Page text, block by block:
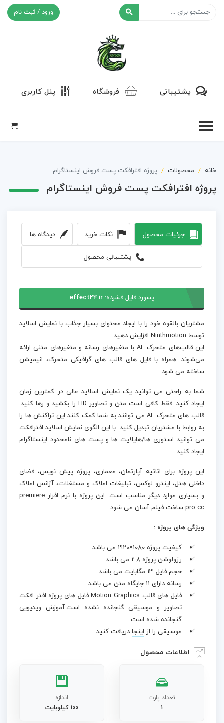
ورود / ثبت نام
پشتیبانی فروشگاه پنل کاربری
خانه محصولات پروژه افترافکت پست فروش اینستاگرام
پروژه افترافکت پست فروش اینستاگرام
جزئیات محصول نکات خرید دیدگاه ها
پشتیبانی محصول
پسورد فایل فشرده:effect24.ir
مشتریان بالقوه خود را با ایجاد محتوای بسیار جذاب با نمایش اسلاید
توسط Ninthmotion افزایش دهید.
این قالب‌های متحرک AE با متغیرهای رسانه و متغیرهای متنی ارائه
می‌شوند. همراه با فایل‌ های قالب‌ های گرافیکی متحرک، انیمیشن
ساخته می شود.
شما به راحتی می توانید یک نمایش اسلاید عالی در کمترین زمان
ایجاد کنید. فقط کافی است متن و تصاویر HD را بکشید و رها کنید.
قالب های متحرک AE می توانند به شما کمک کنند این تراکنش ها را
به روابط با مشتریان تبدیل کنید. با این الگوی نمایش اسلاید افترافکت
می توانید استوری ها/هایلایت ها و پست های نامحدود اینستاگرام
ایجاد کنید.
این پروژه برای اثاثیه آپارتمان، معماری، پروژه پیش نویس، فضای
داخلی هتل، اینترو لوکس، تبلیغات املاک و مستغلات، آژانس املاک
و بسیاری موارد دیگر مناسب است. این پروژه با نرم افزار premiere
pro cc ساخت فیلم آسان می شود.
ویژگی های پروژه :
کیفیت پروژه 1080×1920 می باشد.
رزولوشن پروژه 2.8 می باشد.
حجم فایل 13 مگابایت می باشد.
رسانه دارای 11 جایگاه متن می باشد.
فایل های قالب Motion Graphics فایل های پروژه افتر افکت
تصاویر و موسیقی گنجانده نشده است.آموزش ویدیویی
گنجانده شده است.
موسیقی را از اینجا دریافت کنید.
اطلاعات محصول
تعداد پارت
1
اندازه
100 کیلوبایت